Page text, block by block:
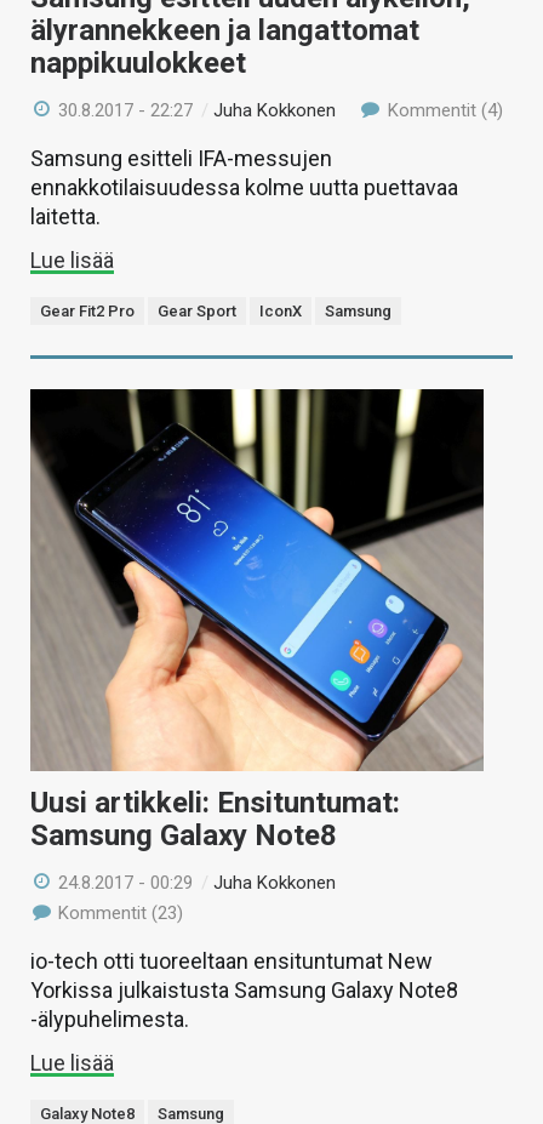
älyrannekkeen ja langattomat
nappikuulokkeet
30.8.2017 - 22:27 /Juha Kokkonen Kommentit (4)
Samsung esitteli IFA-messujen
ennakkotilaisuudessa kolme uutta puettavaa
laitetta.
Lue lisää
Gear Fit2 Pro Gear Sport IconX Samsung
Uusi artikkeli: Ensituntumat:
Samsung Galaxy Note8
24.8.2017 - 00:29 /Juha Kokkonen
Kommentit (23)
io-tech otti tuoreeltaan ensituntumat New
Yorkissa julkaistusta Samsung Galaxy Note8
-älypuhelimesta.
Lue lisää
Galaxy Note8 Samsung